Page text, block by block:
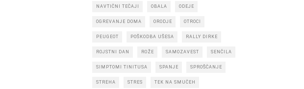
NAVTIČNI TEČAJI OBALA ODEJE
OGREVANJE DOMA ORODJE OTROCI
PEUGEOT POŠKODBA UŠESA RALLY DIRKE
ROJSTNI DAN ROŽE SAMOZAVEST SENČILA
SIMPTOMI TINITUSA SPANJE SPROŠČANJE
STREHA STRES TEK NA SMUČEH